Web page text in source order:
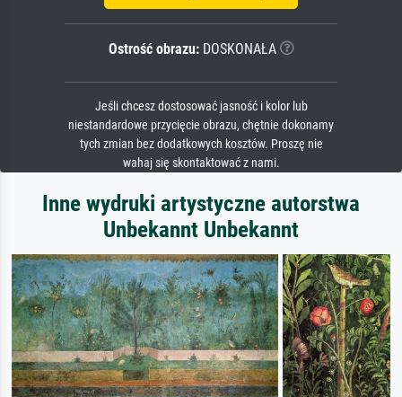
Ostrość obrazu:DOSKONAŁA
Jeśli chcesz dostosować jasność i kolor lub
niestandardowe przycięcie obrazu, chętnie dokonamy
tych zmian bez dodatkowych kosztów. Proszę nie
wahaj się skontaktować z nami.
Inne wydruki artystyczne autorstwa
Unbekannt Unbekannt